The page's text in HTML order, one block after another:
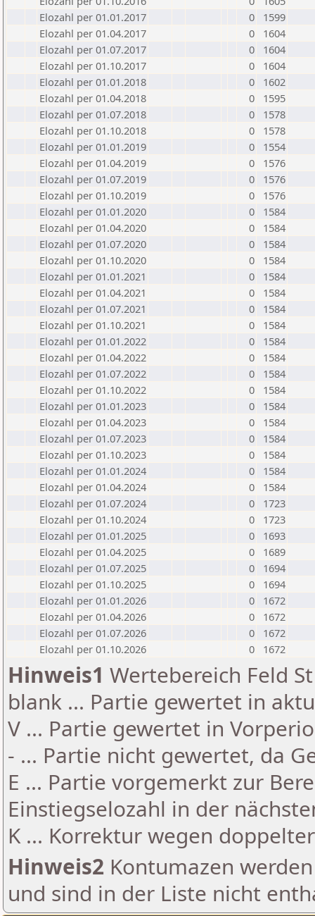
Elozahl per 01.01.2017
0
1599
Elozahl per 01.04.2017
0
1604
Elozahl per 01.07.2017
0
1604
Elozahl per 01.10.2017
0
1604
Elozahl per 01.01.2018
0
1602
Elozahl per 01.04.2018
0
1595
Elozahl per 01.07.2018
0
1578
Elozahl per 01.10.2018
0
1578
Elozahl per 01.01.2019
0
1554
Elozahl per 01.04.2019
0
1576
Elozahl per 01.07.2019
0
1576
Elozahl per 01.10.2019
0
1576
Elozahl per 01.01.2020
0
1584
Elozahl per 01.04.2020
0
1584
Elozahl per 01.07.2020
0
1584
Elozahl per 01.10.2020
0
1584
Elozahl per 01.01.2021
0
1584
Elozahl per 01.04.2021
0
1584
Elozahl per 01.07.2021
0
1584
Elozahl per 01.10.2021
0
1584
Elozahl per 01.01.2022
0
1584
Elozahl per 01.04.2022
0
1584
Elozahl per 01.07.2022
0
1584
Elozahl per 01.10.2022
0
1584
Elozahl per 01.01.2023
0
1584
Elozahl per 01.04.2023
0
1584
Elozahl per 01.07.2023
0
1584
Elozahl per 01.10.2023
0
1584
Elozahl per 01.01.2024
0
1584
Elozahl per 01.04.2024
0
1584
Elozahl per 01.07.2024
0
1723
Elozahl per 01.10.2024
0
1723
Elozahl per 01.01.2025
0
1693
Elozahl per 01.04.2025
0
1689
Elozahl per 01.07.2025
0
1694
Elozahl per 01.10.2025
0
1694
Elozahl per 01.01.2026
0
1672
Elozahl per 01.04.2026
0
1672
Elozahl per 01.07.2026
0
1672
Elozahl per 01.10.2026
0 1672
Hinweis1 Wertebereich Feld
blank ... Partie gewertet in
V ... Partie gewertet in
- ... Partie nicht gewertet, da
E ... Partie vorgemerkt zur
Einstiegselozahl in der
K ... Korrektur wegen
Hinweis2 Kontumazen
und sind in der Liste nicht